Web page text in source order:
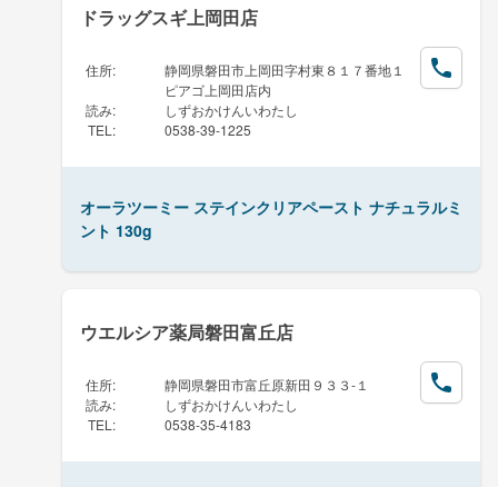
ドラッグスギ上岡田店
住所:
静岡県磐田市上岡田字村東８１７番地１
ピアゴ上岡田店内
読み:
しずおかけんいわたし
TEL : 0538-39-1225
オーラツーミー ステインクリアペースト ナチュラルミ
ント 130g
ウエルシア薬局磐田富丘店
住所:
静岡県磐田市富丘原新田９３３-１
読み:
しずおかけんいわたし
TEL : 0538-35-4183